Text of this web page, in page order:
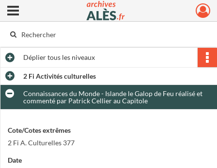
Archives municipales d'Alès
Ouvrir le menu déroulant
Dépliertous les niveaux
2 Fi Activités culturelles
Connaissances du Monde - Islande le Galop de Feu réalisé et
commenté par Patrick Cellier au Capitole
Cote/Cotes extrêmes
2 Fi A. Culturelles 377
Date